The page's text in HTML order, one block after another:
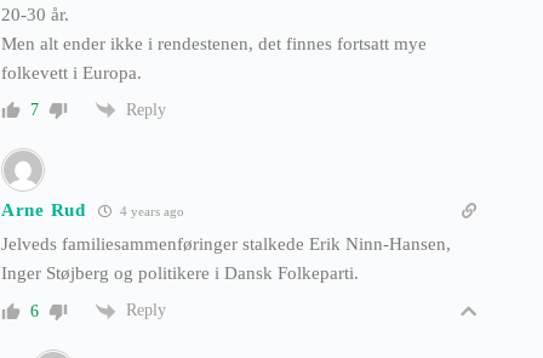
20-30 år.
Men alt ender ikke i rendestenen, det finnes fortsatt mye
folkevett i Europa.
7 Reply
Arne Rud 4 years ago
Jelveds familiesammenføringer stalkede Erik Ninn-Hansen,
Inger Støjberg og politikere i Dansk Folkeparti.
6 Reply